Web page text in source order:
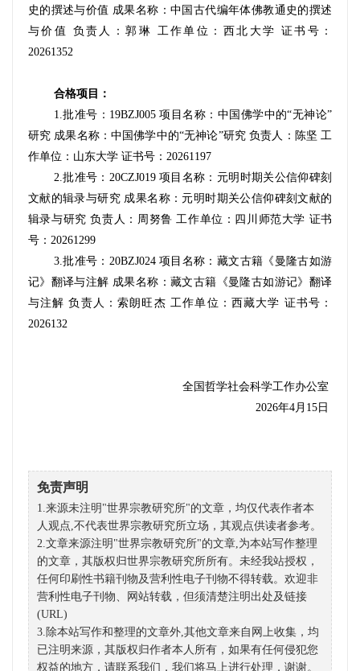
史的撰述与价值 成果名称：中国古代编年体佛教通史的撰述
与价值 负责人：郭琳 工作单位：西北大学 证书号 ：
20261352
合格项目：
1.批准号：19BZJ005 项目名称：中国佛学中的“无神论”
研究 成果名称：中国佛学中的“无神论”研究 负责人：陈坚 工
作单位：山东大学 证书号：20261197
2.批准号：20CZJ019 项目名称：元明时期关公信仰碑刻
文献的辑录与研究 成果名称：元明时期关公信仰碑刻文献的
辑录与研究 负责人：周努鲁 工作单位：四川师范大学 证书
号：20261299
3.批准号：20BZJ024 项目名称：藏文古籍《曼隆古如游
记》翻译与注解 成果名称：藏文古籍《曼隆古如游记》翻译
与注解 负责人：索朗旺杰 工作单位：西藏大学 证书号：
2026132
全国哲学社会科学工作办公室
2026年4月15 日
免责声明
1.来源未注明"世界宗教研究所"的文章，均仅代表作者本
人观点,不代表世界宗教研究所立场，其观点供读者参考。
2.文章来源注明"世界宗教研究所"的文章,为本站写作整理
的文章，其版权归世界宗教研究所所有。未经我站授权，
任何印刷性书籍刊物及营利性电子刊物不得转载。欢迎非
营利性电子刊物、网站转载，但须清楚注明出处及链接
(URL)
3.除本站写作和整理的文章外,其他文章来自网上收集，均
已注明来源，其版权归作者本人所有，如果有任何侵犯您
权益的地方，请联系我们，我们将马上进行处理，谢谢。